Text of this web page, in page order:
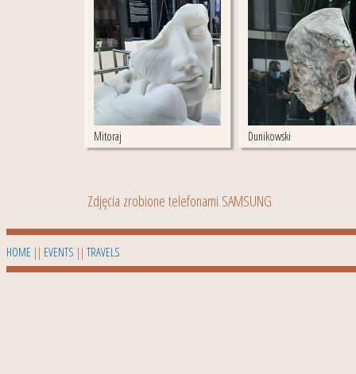
Mitoraj Dunikowski
Zdjęcia zrobione telefonami SAMSUNG
HOME || EVENTS || TRAVELS